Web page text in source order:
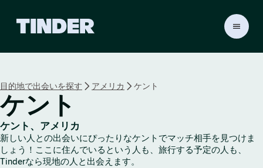
r
ペ
ー
ジ
目的地で出会いを探す アメリカ ケント
ケント
ケント、アメリカ
新しい人との出会いにぴったりなケントでマッチ相手を見つけま
しょう！ここに住んでいるという人も、旅行する予定の人も、
Tinderなら現地の人と出会えます。